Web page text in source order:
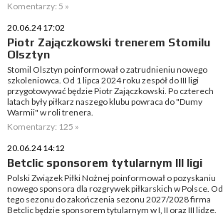
Komentarzy: 5 »
20.06.24 17:02
Piotr Zajączkowski trenerem Stomilu
Olsztyn
Stomil Olsztyn poinformował o zatrudnieniu nowego
szkoleniowca. Od 1 lipca 2024 roku zespół do III ligi
przygotowywać będzie Piotr Zajączkowski. Po czterech
latach były piłkarz naszego klubu powraca do "Dumy
Warmii" w roli trenera.
Komentarzy: 125 »
20.06.24 14:12
Betclic sponsorem tytularnym III ligi
Polski Związek Piłki Nożnej poinformował o pozyskaniu
nowego sponsora dla rozgrywek piłkarskich w Polsce. Od
tego sezonu do zakończenia sezonu 2027/2028 firma
Betclic będzie sponsorem tytularnym w I, II oraz III lidze.